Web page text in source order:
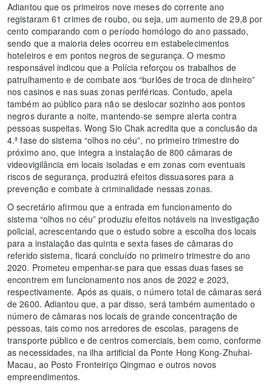
Adiantou que os primeiros nove meses do corrente ano
registaram 61 crimes de roubo, ou seja, um aumento de 29,8 por
cento comparando com o período homólogo do ano passado,
sendo que a maioria deles ocorreu em estabelecimentos
hoteleiros e em pontos negros de segurança. O mesmo
responsável indicou que a Polícia reforçou os trabalhos de
patrulhamento e de combate aos “burlões de troca de dinheiro”
nos casinos e nas suas zonas periféricas. Contudo, apela
também ao público para não se deslocar sozinho aos pontos
negros durante a noite, mantendo-se sempre alerta contra
pessoas suspeitas. Wong Sio Chak acredita que a conclusão da
4.ª fase do sistema “olhos no céu”, no primeiro trimestre do
próximo ano, que integra a instalação de 800 câmaras de
videovigilância em locais isoladas e em zonas com eventuais
riscos de segurança, produzirá efeitos dissuasores para a
prevenção e combate à criminalidade nessas zonas.
O secretário afirmou que a entrada em funcionamento do
sistema “olhos no céu” produziu efeitos notáveis na investigação
policial, acrescentando que o estudo sobre a escolha dos locais
para a instalação das quinta e sexta fases de câmaras do
referido sistema, ficará concluído no primeiro trimestre do ano
2020. Prometeu empenhar-se para que essas duas fases se
encontrem em funcionamento nos anos de 2022 e 2023,
respectivamente. Após as quais, o número total de câmaras será
de 2600. Adiantou que, a par disso, será também aumentado o
número de câmaras nos locais de grande concentração de
pessoas, tais como nos arredores de escolas, paragens de
transporte público e de centros comerciais, bem como, conforme
as necessidades, na ilha artificial da Ponte Hong Kong-Zhuhai-
Macau, ao Posto Fronteiriço Qingmao e outros novos
empreendimentos.